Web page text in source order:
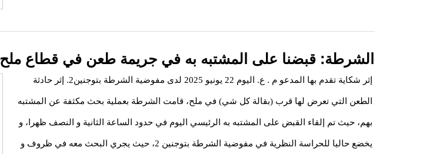
الشرطة: قبضنا على المشتبه به في جريمة طعن في قطاع ملح
إثر شكاية تقدم بها المدعو م . ع. اليوم 22 يونيو 2025 لدى مفوضية الشرطة بتوجنين2. إثر حادثة
الطعن التي تعرض لها قرب (بقالة كل شي) في ملح، قامت الشرطة بعملية بحث مكثفة عن المشتبه
بهم، حيث تم إلقاء القبض على المشتبه به الرئيسي اليوم في حدود الساعة الثانية و النصف ظهرا، و
يخضع حاليا للحراسة النظرية في مفوضية الشرطة بتوجنين 2، حيث يجري البحث معه في ظروف و